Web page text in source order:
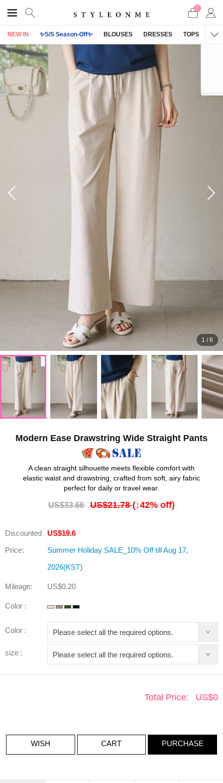
0
NEW IN ✨S/S Season-Off✨ BLOUSES DRESSES TOPS
1 /6
Modern Ease Drawstring Wide Straight Pants
A clean straight silhouette meets flexible comfort with
elastic waist and drawstring, crafted from soft, airy fabric
perfect for daily or travel wear.
US$33.66 US$21.78(↓42% off)
Discounted
Price:
US$19.6
Summer Holiday SALE_10% Off till Aug 17,
2026(KST)
Mileage: US$0.20
Color :
Color :
size :
Total Price: US$0
WISH CART PURCHASE